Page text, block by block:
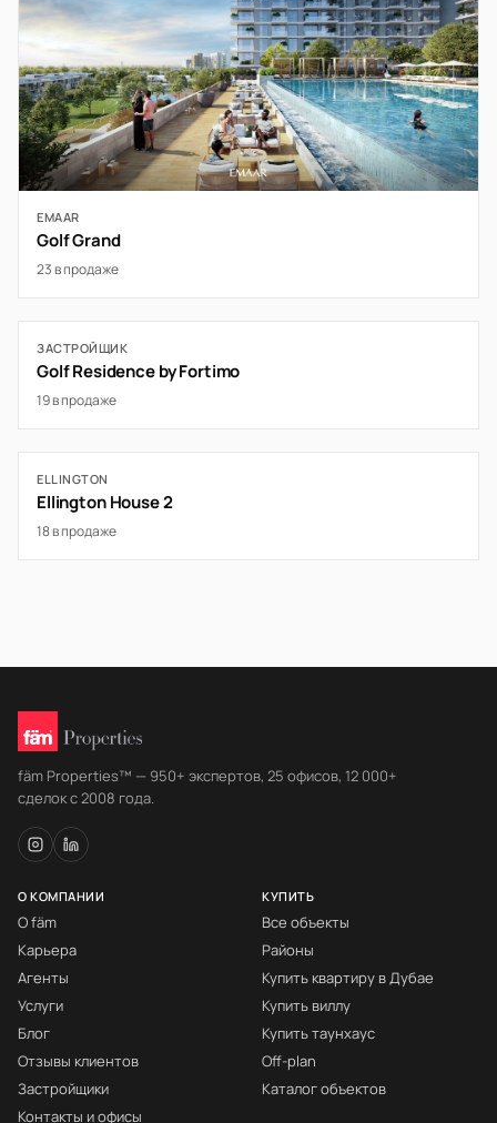
EMAAR
Golf Grand
23 в продаже
ЗАСТРОЙЩИК
Golf Residence by Fortimo
19 в продаже
ELLINGTON
Ellington House 2
18 в продаже
fäm Properties™ — 950+ экспертов, 25 офисов, 12 000+
сделок с 2008 года.
О КОМПАНИИ
О fäm
Карьера
Агенты
Услуги
Блог
Отзывы клиентов
Застройщики
Контакты и офисы
КУПИТЬ
Все объекты
Районы
Купить квартиру в Дубае
Купить виллу
Купить таунхаус
Off-plan
Каталог объектов